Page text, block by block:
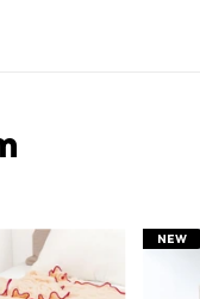
奥行 39cm 厚み 厚さ 1.8cm 脚付き 衣類 洋服 服 スウェット セーター Yシャツ タオル 収納 衣替え 新生活 一人暮らし ひとり暮らし 新築 一戸建て 子供部屋 リビング 洗面所 ランドリー 居間 寝室 クローゼット 押し入れ 押入れ 北欧 シンプル モノトーン ナチュラル モダン JEJアステージ ジェイイージェイアステージ ホワイト
NEW